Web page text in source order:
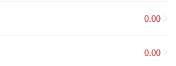
0.00
0.00